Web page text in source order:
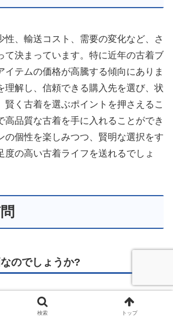
性、輸送コスト、需要の変化など、さ
て決まっています。特に近年の古着ブ
イテムの価格が高騰する傾向にありま
理解し、信頼できる購入先を選び、状
賢く古着を選ぶポイントを押さえるこ
高品質な古着を手に入れることができ
の個性を楽しみつつ、賢明な選択をす
度の高い古着ライフを送れるでしょ
のでしょうか?
性、輸送コスト、関税、需要の増加、
、さまざまな要因によって決まりま
検索 トップ